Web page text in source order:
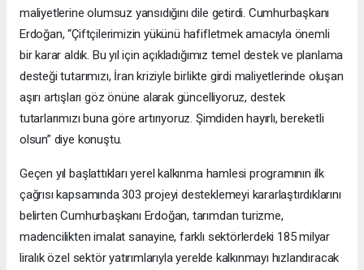
maliyetlerine olumsuz yansıdığını dile getirdi. Cumhurbaşkanı
Erdoğan, “Çiftçilerimizin yükünü hafifletmek amacıyla önemli
bir karar aldık. Bu yıl için açıkladığımız temel destek ve planlama
desteği tutarımızı, İran kriziyle birlikte girdi maliyetlerinde oluşan
aşırı artışları göz önüne alarak güncelliyoruz, destek
tutarlarımızı buna göre artırıyoruz. Şimdiden hayırlı, bereketli
olsun” diye konuştu.
Geçen yıl başlattıkları yerel kalkınma hamlesi programının ilk
çağrısı kapsamında 303 projeyi desteklemeyi kararlaştırdıklarını
belirten Cumhurbaşkanı Erdoğan, tarımdan turizme,
madencilikten imalat sanayine, farklı sektörlerdeki 185 milyar
liralık özel sektör yatırımlarıyla yerelde kalkınmayı hızlandıracak